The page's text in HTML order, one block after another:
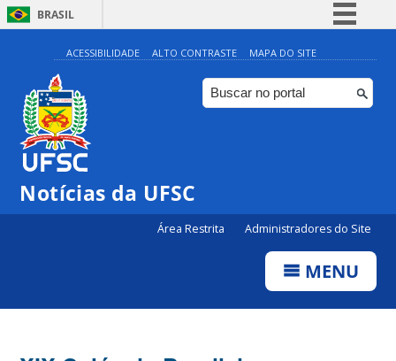
BRASIL
Simplifique!
Comunica BR
Participe
ACESSIBILIDADE ALTO CONTRASTE MAPA DO SITE
Notícias da UFSC
Área Restrita Administradores do Site
MENU